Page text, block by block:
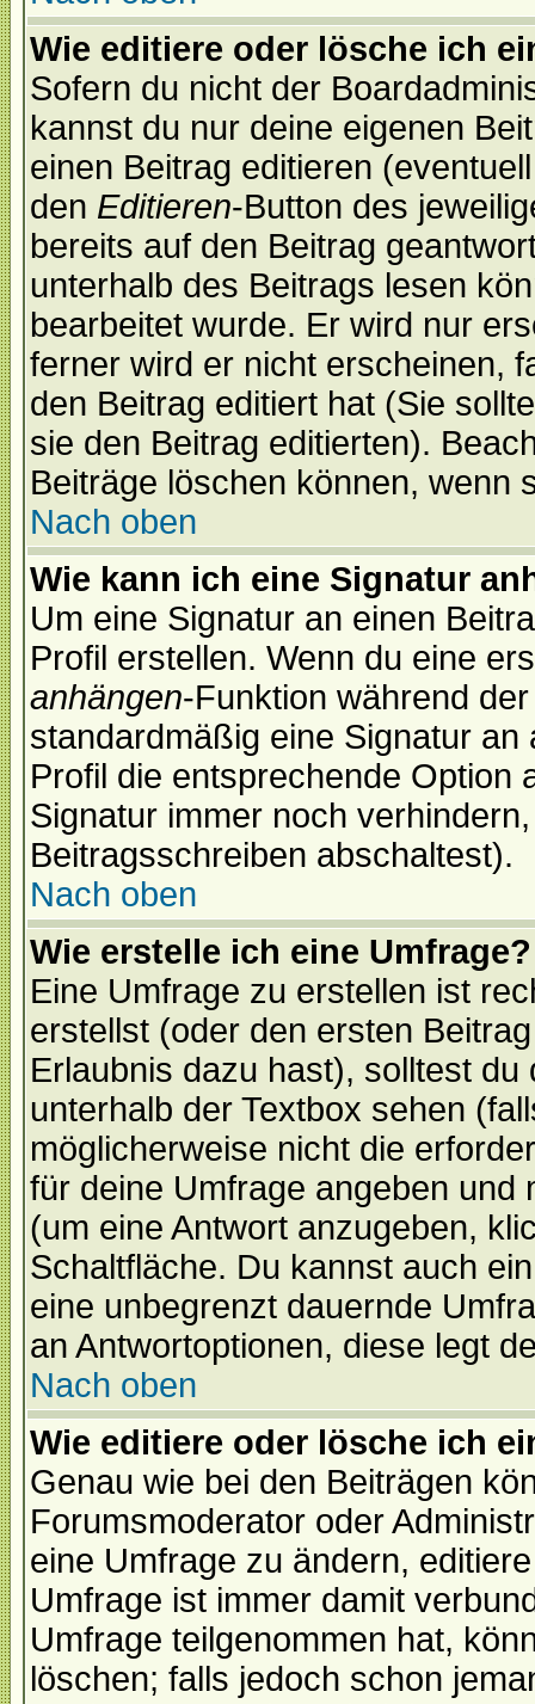
Wie editiere oder lösche ich
Sofern du nicht der
kannst du nur deine eigenen
einen Beitrag editieren
den Editieren-Button des
bereits auf den Beitrag
unterhalb des Beitrags lesen
bearbeitet wurde. Er wird nur
ferner wird er nicht erscheinen,
den Beitrag editiert hat (Sie
sie den Beitrag editierten).
Beiträge löschen können, wenn
Nach oben
Wie kann ich eine Signatur
Um eine Signatur an einen
Profil erstellen. Wenn du eine
anhängen-Funktion während
standardmäßig eine Signatur
Profil die entsprechende Option
Signatur immer noch
Beitragsschreiben abschaltest).
Nach oben
Wie erstelle ich eine Umfrage?
Eine Umfrage zu erstellen ist
erstellst (oder den ersten
Erlaubnis dazu hast), solltest
unterhalb der Textbox sehen
möglicherweise nicht die
für deine Umfrage angeben und
(um eine Antwort anzugeben,
Schaltfläche. Du kannst auch
eine unbegrenzt dauernde
an Antwortoptionen, diese legt
Nach oben
Wie editiere oder lösche ich
Genau wie bei den Beiträgen
Forumsmoderator oder
eine Umfrage zu ändern,
Umfrage ist immer damit
Umfrage teilgenommen hat,
löschen; falls jedoch schon